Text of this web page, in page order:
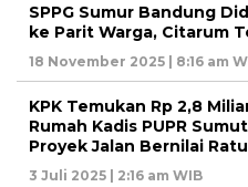
SPPG Sumur Bandung
ke Parit Warga, Citarum
18 November 2025 | 8:16 am
KPK Temukan Rp 2,8
Rumah Kadis PUPR
Proyek Jalan Bernilai
3 Juli 2025 | 2:16 am WIB